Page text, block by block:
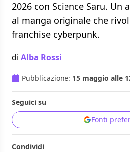
2026 con Science Saru. Un
al manga originale che
franchise cyberpunk.
di Alba Rossi
Pubblicazione: 15 maggio alle
Seguici su
Fonti
Condividi